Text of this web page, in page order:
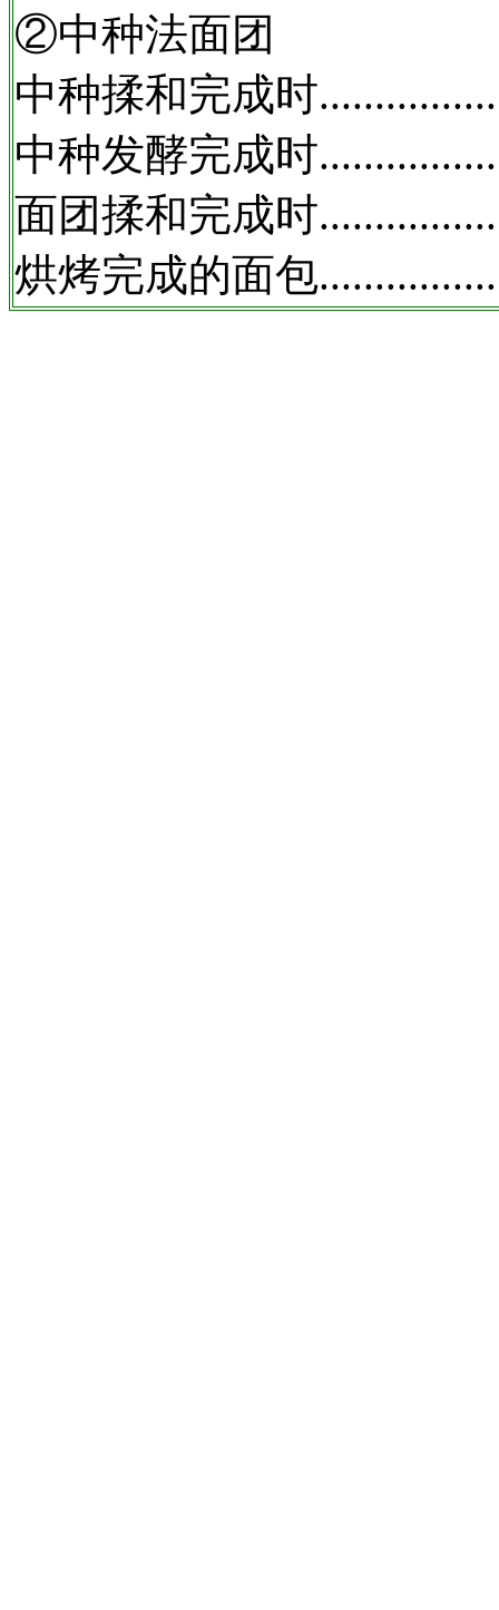
②中种法面团
中种揉和完成时
中种发酵完成时
面团揉和完成时
烘烤完成的面包